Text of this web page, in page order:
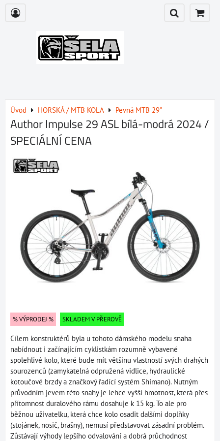
Úvod HORSKÁ / MTB KOLA Pevná MTB 29"
Author Impulse 29 ASL bílá-modrá 2024 /
SPECIÁLNÍ CENA
% VÝPRODEJ % SKLADEM V PŘEROVĚ
Cílem konstruktérů byla u tohoto dámského modelu snaha
nabídnout i začínajícím cyklistkám rozumně vybavené
spolehlivé kolo, které bude mít většinu vlastností svých drahých
sourozenců (zamykatelná odpružená vidlice, hydraulické
kotoučové brzdy a značkový řadící systém Shimano). Nutným
průvodním jevem této snahy je lehce vyšší hmotnost, která přes
přítomnost duralového rámu dosahuje k 15 kg. To ale pro
běžnou uživatelku, která chce kolo osadit dalšími doplňky
(stojánek, nosič, brašny), nemusí představovat zásadní problém.
Zůstávají výhody lepšího odvalování a dobrá průchodnost